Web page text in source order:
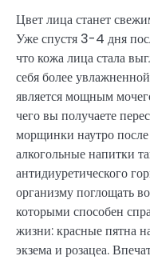
Цвет лица станет
Уже спустя 3-4 дня
что кожа лица стала
себя более
является мощным
чего вы получаете
морщинки наутро
алкогольные напитки
антидиуретического
организму поглощать
которыми способен
жизни: красные пятна
экзема и розацеа.